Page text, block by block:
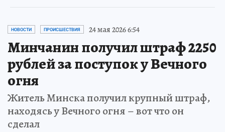
НОВОСТИ ПРОИСШЕСТВИЯ 24 мая 2026 6:54
Минчанин получил штраф 2250
рублей за поступок у Вечного
огня
Житель Минска получил крупный штраф,
находясь у Вечного огня – вот что он
сделал